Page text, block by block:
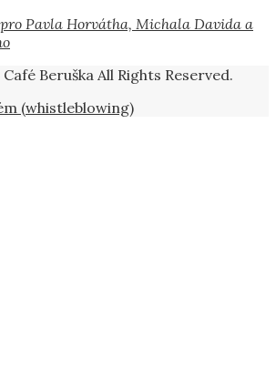
Pavla Horvátha, Michala Davida a
Beruška All Rights Reserved.
(whistleblowing)